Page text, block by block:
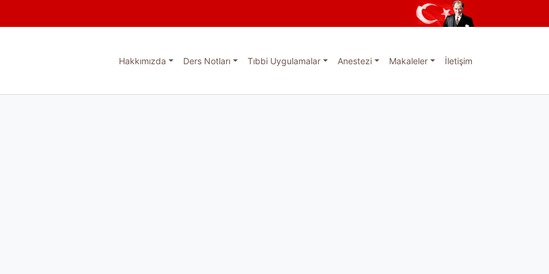
Hakkımızda Ders Notları Tıbbi Uygulamalar Anestezi Makaleler İletişim